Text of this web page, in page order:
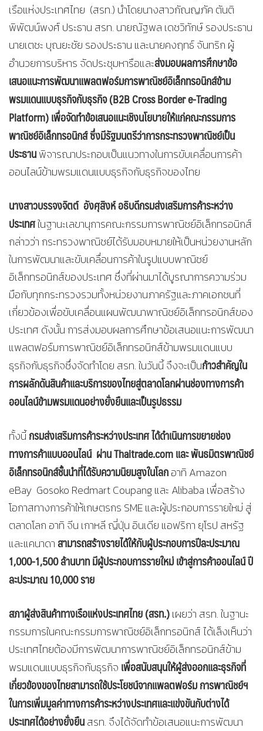
เรือแห่งประเทศไทย (สรท.) นำโดยนางสาวกัณญภัค ตันติ
พิพัฒน์พงศ์ ประธาน สรท. นายณัฐพล เดชวิทักษ์ รองประธาน
นายเตชะ บุณยะชัย รองประธาน และนายคงฤทธ์ จันทริก ผู้
อำนวยการบริหาร จัดประชุมหารือและส่งมอบผลการศึกษาข้อ
เสนอแนะการพัฒนาแพลตฟอร์มการพาณิชย์อิเล็กทรอนิกส์ข้าม
พรมแดนแบบธุรกิจกับธุรกิจ (B2B Cross Border e-Trading
Platform) เพื่อจัดทำข้อเสนอแนะเชิงนโยบายให้แก่คณะกรรมการ
พาณิชย์อิเล็กทรอนิกส์ ซึ่งมีรัฐมนตรีว่าการกระทรวงพาณิชย์เป็น
ประธานพิจารณาประกอบเป็นแนวทางในการขับเคลื่อนการค้า
ออนไลน์ข้ามพรมแดนแบบธุรกิจกับธุรกิจของไทย
นางสาวบรรจงจิตต์ อังศุสิงห์ อธิบดีกรมส่งเสริมการค้าระหว่าง
ประเทศในฐานะเลขานุการคณะกรรมการพาณิชย์อิเล็กทรอนิกส์
กล่าวว่า กระทรวงพาณิชย์ได้รับมอบหมายให้เป็นหน่วยงานหลัก
ในการพัฒนาและขับเคลื่อนการค้าในรูปแบบพาณิชย์
อิเล็กทรอนิกส์ของประเทศ ซึ่งที่ผ่านมาได้บูรณาการความร่วม
มือกับทุกกระทรวงรวมทั้งหน่วยงานภาครัฐและภาคเอกชนที่
เกี่ยวข้องเพื่อขับเคลื่อนแผนพัฒนาพาณิชย์อิเล็กทรอนิกส์ของ
ประเทศ ดังนั้น การส่งมอบผลการศึกษาข้อเสนอแนะการพัฒนา
แพลตฟอร์มการพาณิชย์อิเล็กทรอนิกส์ข้ามพรมแดนแบบ
ธุรกิจกับธุรกิจซึ่งจัดทำโดย สรท. ในวันนี้ จึงจะเป็นก้าวสำคัญใน
การผลักดันสินค้าและบริการของไทยสู่ตลาดโลกผ่านช่องทางการค้า
ออนไลน์ข้ามพรมแดนอย่างยั่งยืนและเป็นรูปธรรม
ทั้งนี้กรมส่งเสริมการค้าระหว่างประเทศ ได้ดำเนินการขยายช่อง
ทางการค้าแบบออนไลน์ ผ่านThaitrade.com และ พันธมิตรพาณิชย์
อิเล็กทรอนิกส์ชั้นนำที่ได้รับความนิยมสูงในโลกอาทิ Amazon
eBay Gosoko Redmart Coupang และ Alibaba เพื่อสร้าง
โอกาสทางการค้าให้เกษตรกร SME และผู้ประกอบการรายใหม่ สู่
ตลาดโลก อาทิ จีน เกาหลี ญี่ปุ่น อินเดีย แอฟริกา ยุโรป สหรัฐ
และแคนาดาสามารถสร้างรายได้ให้กับผู้ประกอบการปีละประมาณ
1,000-1,500 ล้านบาท มีผู้ประกอบการรายใหม่ เข้าสู่การค้าออนไลน์ ปี
ละประมาณ 10,000 ราย
สภาผู้ส่งสินค้าทางเรือแห่งประเทศไทย (สรท.)เผยว่า สรท. ในฐานะ
กรรมการในคณะกรรมการพาณิชย์อิเล็กทรอนิกส์ ได้เล็งเห็นว่า
ประเทศไทยต้องมีการพัฒนาการพาณิชย์อิเล็กทรอนิกส์ข้าม
พรมแดนแบบธุรกิจกับธุรกิจ เพื่อสนับสนุนให้ผู้ส่งออกและธุรกิจที่
เกี่ยวข้องของไทยสามารถใช้ประโยชน์จากแพลตฟอร์ม การพาณิชย์ฯ
ในการเพิ่มมูลค่าทางการค้าระหว่างประเทศและแข่งขันกับต่างได้
ประเทศได้อย่างยั่งยืนสรท. จึงได้จัดทำข้อเสนอแนะการพัฒนา